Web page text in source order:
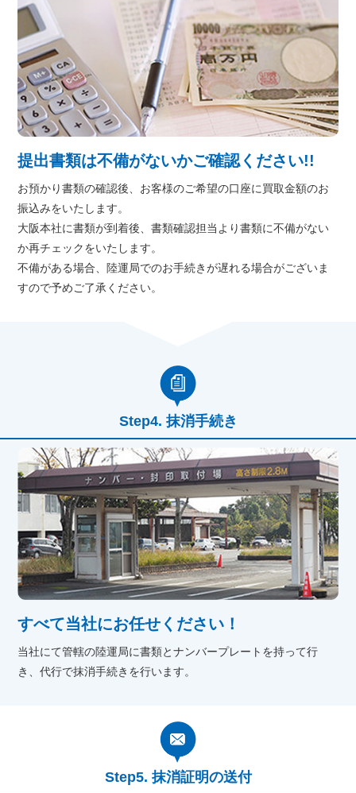
提出書類は不備がないかご確認ください!!
お預かり書類の確認後、お客様のご希望の口座に買取金額のお
振込みをいたします。
大阪本社に書類が到着後、書類確認担当より書類に不備がない
か再チェックをいたします。
不備がある場合、陸運局でのお手続きが遅れる場合がございま
すので予めご了承ください。
抹消手続き
すべて当社にお任せください！
当社にて管轄の陸運局に書類とナンバープレートを持って行
き、代行で抹消手続きを行います。
抹消証明の送付